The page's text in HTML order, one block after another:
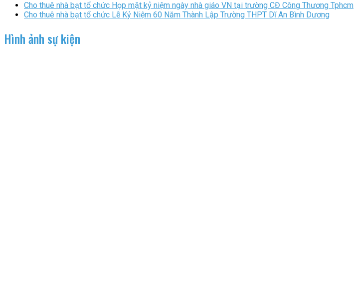
Cho thuê nhà bạt tổ chức Họp mặt kỷ niệm ngày nhà giáo VN tại trường CĐ Công Thương Tphcm
Cho thuê nhà bạt tổ chức Lễ Kỷ Niệm 60 Năm Thành Lập Trường THPT Dĩ An Bình Dương
Hình ảnh sự kiện